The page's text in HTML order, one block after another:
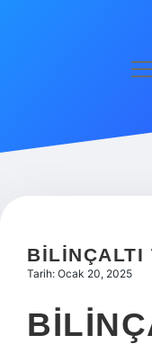
Hakkımızda
BILINÇALTI
Tarih: Ocak 20, 2025